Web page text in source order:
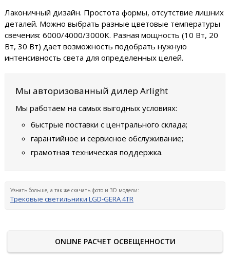
Лаконичный дизайн. Простота формы, отсутствие лишних
деталей. Можно выбрать разные цветовые температуры
свечения: 6000/4000/3000K. Разная мощность (10 Вт, 20
Вт, 30 Вт) дает возможность подобрать нужную
интенсивность света для определенных целей.
Мы авторизованный дилер Arlight
Мы работаем на самых выгодных условиях:
быстрые поставки с центрального склада;
гарантийное и сервисное обслуживание;
грамотная техническая поддержка.
Узнать больше, а так же скачать фото и 3D модели:
Трековые светильники LGD-GERA 4TR
ONLINE РАСЧЕТ ОСВЕЩЕННОСТИ